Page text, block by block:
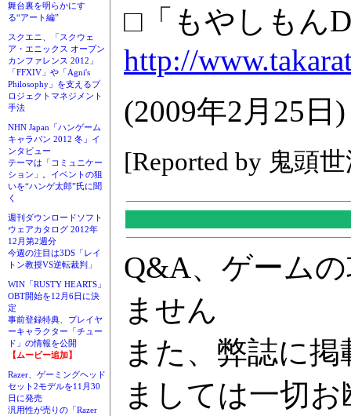
舞台裏を明らかにす
る“アート編”
スクエニ、「スクウェ
ア・エニックス オープン
カンファレンス 2012」
「FFXIV」や「Agni's
Philosophy」を支えるプ
ロジェクトマネジメント
手法
NHN Japan「ハンゲーム
キャラバン 2012 冬」イ
ンタビュー
テーマは「コミュニケー
ション」。イベントの狙
いを“ハンゲ太郎”氏に聞
く
週刊ダウンロードソフト
ウェアカタログ 2012年
12月第2週分
今週の注目は3DS「レイ
トン教授VS逆転裁判」
WIN「RUSTY HEARTS」
OBT開始を12月6日に決
定
事前登録特典、プレイヤ
ーキャラクター「チュー
ド」の情報を公開
【ムービー追加】
Razer、ゲーミングヘッド
セット2モデルを11月30
日に発売
汎用性が売りの「Razer
□「もやしもん
http://
(2009年2月25日)
[Reported by 鬼頭
Q&A、ゲーム
ません
また、弊誌に
ましては一切